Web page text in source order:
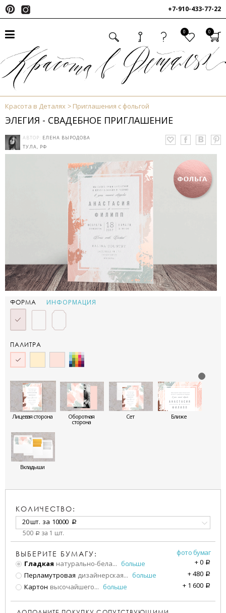
+7-910-433-77-22
0 0
Красота в Деталях Приглашения с фольгой
ЭЛЕГИЯ - СВАДЕБНОЕ ПРИГЛАШЕНИЕ
АВТОР: ЕЛЕНА ВЫРОДОВА
ТУЛА, РФ
ФОРМА ИНФОРМАЦИЯ
ПАЛИТРА
Лицевая сторона Оборотная
сторона
Сет Ближе
Вкладыши
КОЛИЧЕСТВО:
20 шт. за 10000 a
500 a за 1 шт.
ВЫБЕРИТЕ БУМАГУ:
фото бумаг
Гладкая натурально-бела... больше +0 a
Перламутровая дизайнерская... больше +480 a
Картон высочайшего... больше + 1 600 a